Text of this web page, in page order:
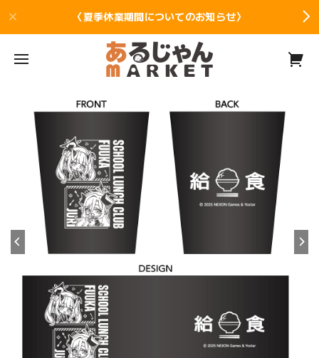
〈夏季休業期間についてのお知らせ〉